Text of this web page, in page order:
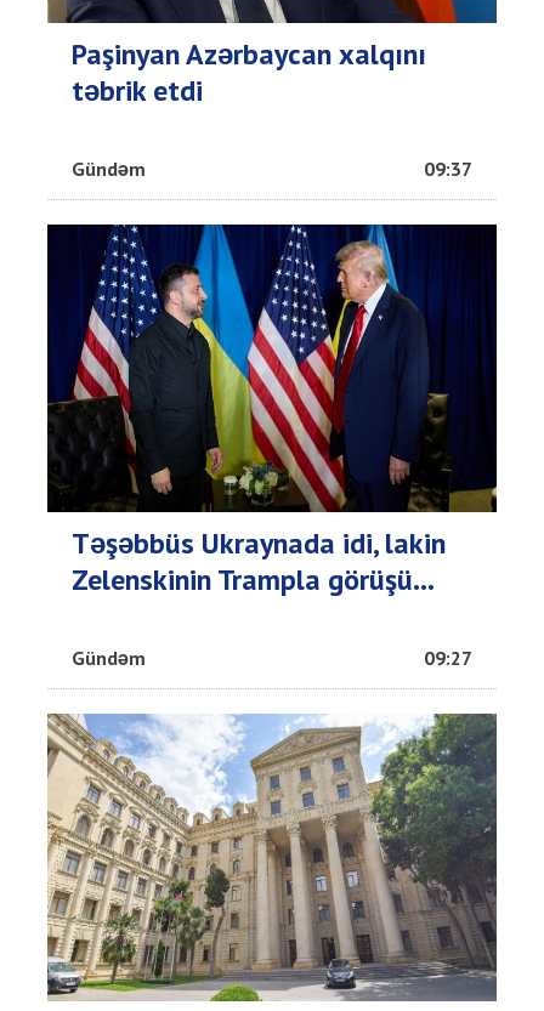
Paşinyan Azərbaycan xalqını
təbrik etdi
Gündəm 09:37
Təşəbbüs Ukraynada idi, lakin
Zelenskinin Trampla görüşü...
Gündəm 09:27